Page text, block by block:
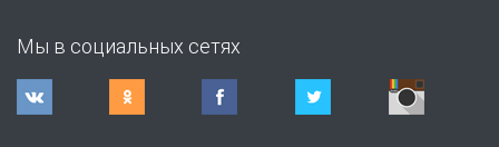
Мы в социальных сетях